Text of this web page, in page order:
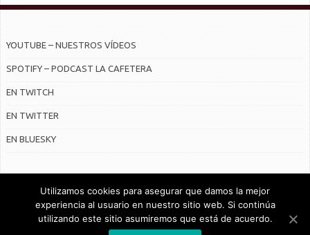
YOUTUBE – NUESTROS VÍDEOS
SPOTIFY – PODCAST LA CAFETERA
EN TWITCH
EN TWITTER
EN BLUESKY
© Radiocable en Internet S.L.
Utilizamos cookies para asegurar que damos la mejor
experiencia al usuario en nuestro sitio web. Si continúa
utilizando este sitio asumiremos que está de acuerdo.